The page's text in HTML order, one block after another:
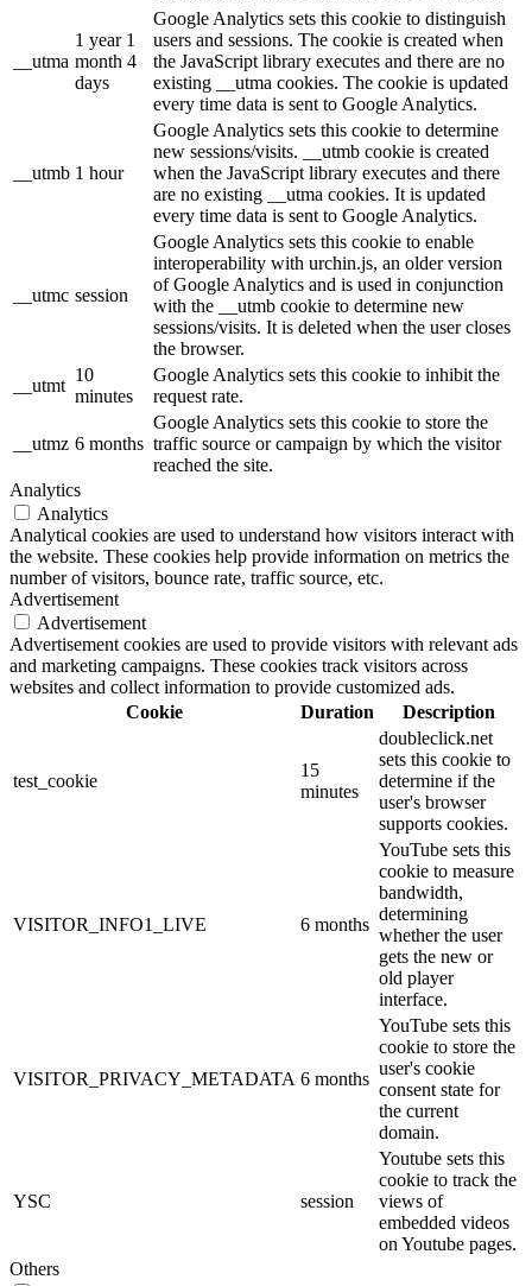
__utma
1 year 1
month 4
days
Google Analytics sets this cookie to distinguish
users and sessions. The cookie is created when
the JavaScript library executes and there are no
existing __utma cookies. The cookie is updated
every time data is sent to Google Analytics.
__utmb 1 hour
Google Analytics sets this cookie to determine
new sessions/visits. __utmb cookie is created
when the JavaScript library executes and there
are no existing __utma cookies. It is updated
every time data is sent to Google Analytics.
__utmc session
Google Analytics sets this cookie to enable
interoperability with urchin.js, an older version
of Google Analytics and is used in conjunction
with the __utmb cookie to determine new
sessions/visits. It is deleted when the user closes
the browser.
__utmt
10
minutes
Google Analytics sets this cookie to inhibit the
request rate.
__utmz 6 months
Google Analytics sets this cookie to store the
traffic source or campaign by which the visitor
reached the site.
Analytics
Analytics
Analytical cookies are used to understand how visitors interact with
the website. These cookies help provide information on metrics the
number of visitors, bounce rate, traffic source, etc.
Advertisement
Advertisement
Advertisement cookies are used to provide visitors with relevant ads
and marketing campaigns. These cookies track visitors across
websites and collect information to provide customized ads.
Cookie
Duration Description
test_cookie
15
minutes
doubleclick.net
sets this cookie to
determine if the
user's browser
supports cookies.
VISITOR_INFO1_LIVE 6 months
YouTube sets this
cookie to measure
bandwidth,
determining
whether the user
gets the new or
old player
interface.
VISITOR_PRIVACY_METADATA 6 months
YouTube sets this
cookie to store the
user's cookie
consent state for
the current
domain.
YSC session
Youtube sets this
cookie to track the
views of
embedded videos
on Youtube pages.
Others